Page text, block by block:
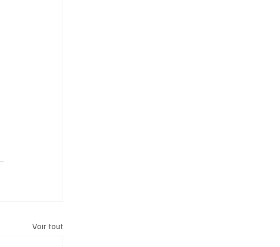
Voir tout